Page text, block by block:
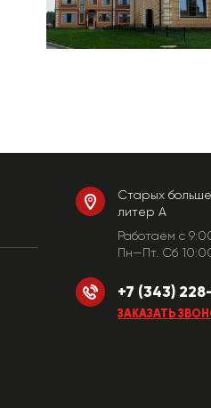
Старых
литер А
Работаем c
Пн—Пт. Сб
+7 (343)
ЗАКАЗАТЬ